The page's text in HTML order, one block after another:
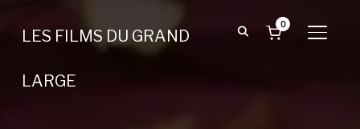
LES FILMS DU GRAND
LARGE
0